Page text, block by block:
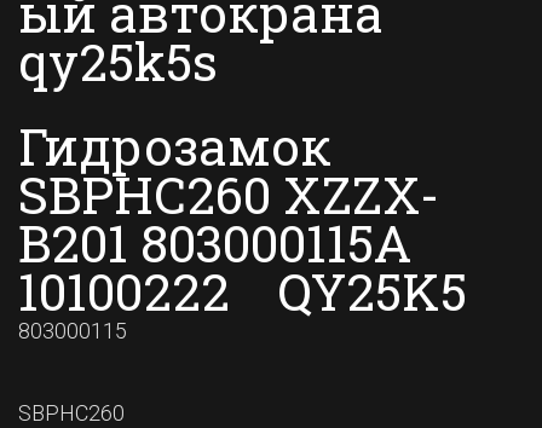
qy25k5s
Гидрозамок
SBPHC260 XZZX-
B201 803000115A
10100222 QY25K5
803000115
SBPHC260